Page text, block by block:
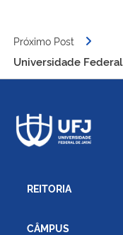
Próximo Post
Universidade
REITORIA
CÂMPUS